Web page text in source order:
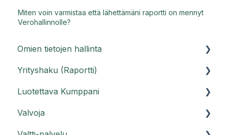
Miten voin varmistaa että lähettämäni raportti on mennyt
Verohallinnolle?
Omien tietojen hallinta
Asiakasportaali
Käyttäjätunnukset
Usein kysyttyä tilistä
Yrityshaku (Raportti)
Raporttihaku ja Raportti PRO
Usein kysyttyä Raportti-palvelusta
Luotettava Kumppani
Luotettava Kumppani -palvelu
Valvoja